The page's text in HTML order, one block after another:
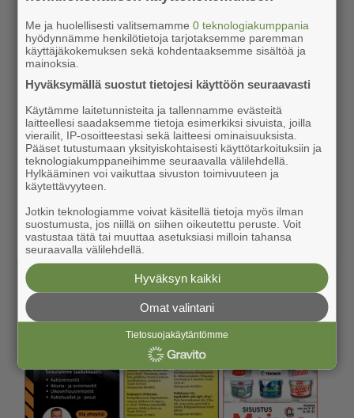
Me ja huolellisesti valitsemamme0 teknologiakumppania
hyödynnämme henkilötietoja tarjotaksemme paremman
käyttäjäkokemuksen sekä kohdentaaksemme sisältöä ja
mainoksia.
Hyväksymällä suostut tietojesi käyttöön seuraavasti
Käytämme laitetunnisteita ja tallennamme evästeitä
laitteellesi saadaksemme tietoja esimerkiksi sivuista, joilla
vierailit, IP-osoitteestasi sekä laitteesi ominaisuuksista.
Pääset tutustumaan yksityiskohtaisesti käyttötarkoituksiin ja
teknologiakumppaneihimme seuraavalla välilehdellä.
Hylkääminen voi vaikuttaa sivuston toimivuuteen ja
käytettävyyteen.
Jotkin teknologiamme voivat käsitellä tietoja myös ilman
suostumusta, jos niillä on siihen oikeutettu peruste. Voit
vastustaa tätä tai muuttaa asetuksiasi milloin tahansa
seuraavalla välilehdellä.
Hyväksyn kaikki
Omat valintani
Tietosuojakäytäntömme